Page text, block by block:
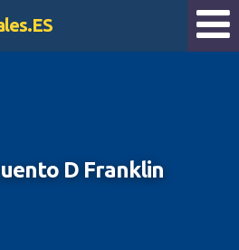
D Franklin